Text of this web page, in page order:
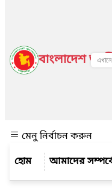
বাংলাদেশ
মেনু নির্বাচন করুন
আমাদের